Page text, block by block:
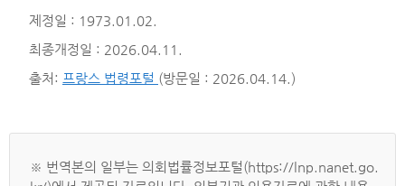
제정일 : 1973.01.02.
최종개정일 : 2026.04.11.
출처: 프랑스 법령포털 (방문일 : 2026.04.14.)
※ 번역본의 일부는 의회법률정보포털(https://lnp.nanet.go.